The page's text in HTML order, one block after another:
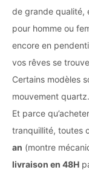
de grande qualité,
pour homme ou
encore en
vos rêves se
Certains modèles
mouvement
Et parce
tranquillité, toutes
an (montre
livraison en 48H